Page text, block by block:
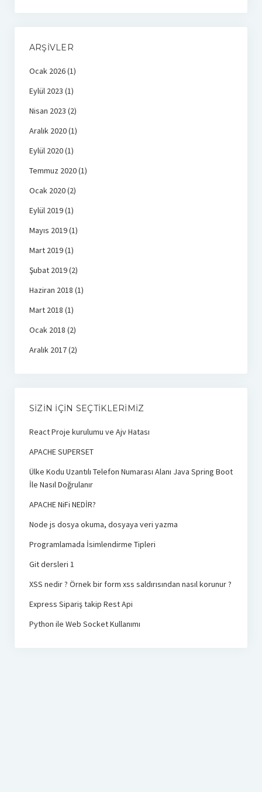
ARŞIVLER
Ocak 2026(1)
Eylül 2023 (1)
Nisan 2023 (2)
Aralık 2020(1)
Eylül 2020(1)
Temmuz 2020(1)
Ocak 2020(2)
Eylül 2019(1)
Mayıs 2019(1)
Mart 2019(1)
Şubat 2019(2)
Haziran 2018 (1)
Mart 2018 (1)
Ocak 2018 (2)
Aralık 2017(2)
SIZIN İÇIN SEÇTIKLERIMIZ
React Proje kurulumu ve Ajv Hatası
APACHE SUPERSET
Ülke Kodu Uzantılı Telefon Numarası Alanı Java Spring Boot
İle Nasıl Doğrulanır
APACHE NiFi NEDİR?
Node js dosya okuma, dosyaya veri yazma
Programlamada İsimlendirme Tipleri
Git dersleri 1
XSS nedir ? Örnek bir form xss saldırısından nasıl korunur ?
Express Sipariş takip Rest Api
Python ile Web Socket Kullanımı